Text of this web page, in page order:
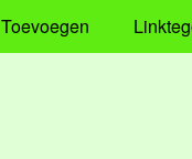
Toevoegen